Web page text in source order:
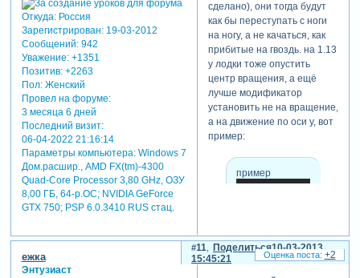
Откуда:Россия
Зарегистрирован: 19-03-2012
Сообщений:942
Уважение: +1351
Позитив: +2263
Пол:Женский
Провел на форуме:
3 месяца 6 дней
Последний визит:
06-04-2022 21:16:14
Параметры компьютера:Windows 7
Дом.расшир., AMD FX(tm)-4300
Quad-Core Processor 3,80 GHz, ОЗУ
8,00 ГБ, 64-р.ОС; NVIDIA GeForce
GTX 750; PSP 6.0.3410 RUS стац.
сделано), они тогда будут
как бы переступать с ноги
на ногу, а не качаться, как
прибитые на гвоздь. на 1.13
у лодки тоже опустить
центр вращения, а ещё
лучше модификатор
установить не на вращение,
а на движение по оси y, вот
пример:
пример
Поделиться
11
10-03-2013
15:45:21
ежка
Энтузиаст
+2